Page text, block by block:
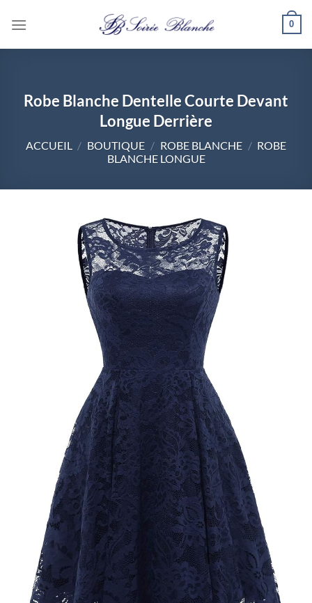
0
Robe Blanche Dentelle Courte Devant
Longue Derrière
ACCUEIL / BOUTIQUE / ROBE BLANCHE / ROBE
BLANCHE LONGUE